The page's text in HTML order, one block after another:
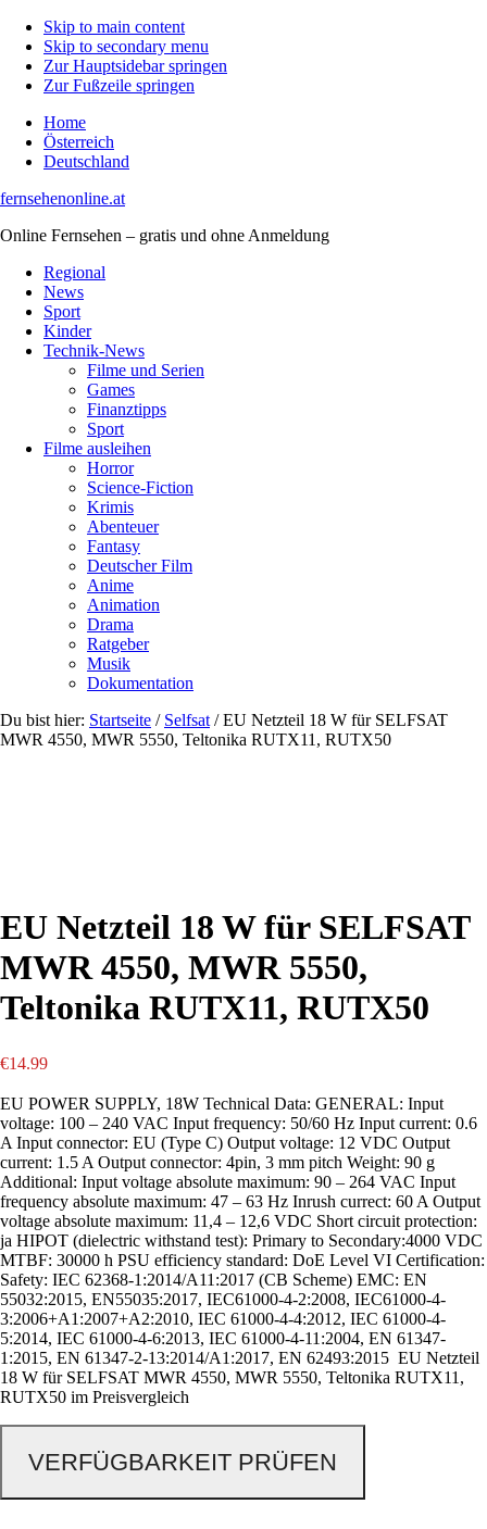
Skip to main content
Skip to secondary menu
Zur Hauptsidebar springen
Zur Fußzeile springen
Home
Österreich
Deutschland
fernsehenonline.at
Online Fernsehen – gratis und ohne Anmeldung
Regional
News
Sport
Kinder
Technik-News
Filme und Serien
Games
Finanztipps
Sport
Filme ausleihen
Horror
Science-Fiction
Krimis
Abenteuer
Fantasy
Deutscher Film
Anime
Animation
Drama
Ratgeber
Musik
Dokumentation
Du bist hier: Startseite / Selfsat /EU Netzteil 18 W für SELFSAT
MWR 4550, MWR 5550, Teltonika RUTX11, RUTX50
EU Netzteil 18 W für SELFSAT
MWR 4550, MWR 5550,
Teltonika RUTX11, RUTX50
€14.99
EU POWER SUPPLY, 18W Technical Data: GENERAL: Input
voltage: 100 – 240 VAC Input frequency: 50/60 Hz Input current: 0.6
A Input connector: EU (Type C) Output voltage: 12 VDC Output
current: 1.5 A Output connector: 4pin, 3 mm pitch Weight: 90 g
Additional: Input voltage absolute maximum: 90 – 264 VAC Input
frequency absolute maximum: 47 – 63 Hz Inrush currect: 60 A Output
voltage absolute maximum: 11,4 – 12,6 VDC Short circuit protection:
ja HIPOT (dielectric withstand test): Primary to Secondary:4000 VDC
MTBF: 30000 h PSU efficiency standard: DoE Level VI Certification:
Safety: IEC 62368-1:2014/A11:2017 (CB Scheme) EMC: EN
55032:2015, EN55035:2017, IEC61000-4-2:2008, IEC61000-4-
3:2006+A1:2007+A2:2010, IEC 61000-4-4:2012, IEC 61000-4-
5:2014, IEC 61000-4-6:2013, IEC 61000-4-11:2004, EN 61347-
1:2015, EN 61347-2-13:2014/A1:2017, EN 62493:2015 EU Netzteil
18 W für SELFSAT MWR 4550, MWR 5550, Teltonika RUTX11,
RUTX50 im Preisvergleich
VERFÜGBARKEIT PRÜFEN